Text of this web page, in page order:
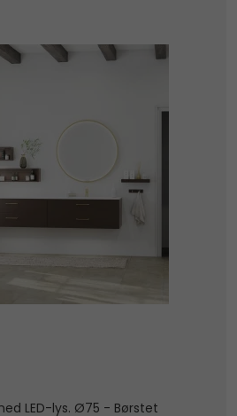
LED-lys. Ø75 - Børstet